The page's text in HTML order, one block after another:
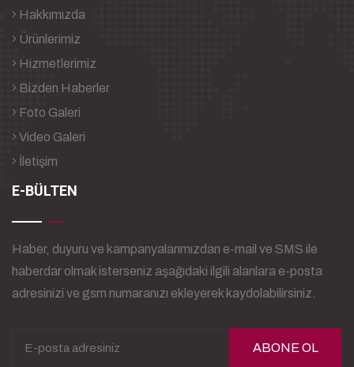
Hakkımızda
Ürünlerimiz
Hizmetlerimiz
Bizden Haberler
Foto Galeri
Video Galeri
İletişim
E-BÜLTEN
Haber, duyuru ve kampanyalarımızdan e-mail ve SMS ile
haberdar olmak isterseniz aşağıdaki ilgili alanlara e-posta
adresinizi ve gsm numaranızı ekleyerek kaydolabilirsiniz.
ABONE OL